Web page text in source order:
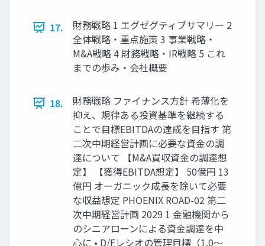
17.
財務戦略 1 エグゼグティブサマリー 2
全体戦略・重点施策 3 事業戦略・
M&A戦略 4 財務戦略・IR戦略 5 これ
までの歩み・会社概要
18.
財務戦略 ファイナンス方針 希薄化を
抑え、規律ある投資基準を継続する
ことで目標EBITDAの達成を目指す 第
二次中期経営計画に必要な資金の調
達について 【M&A買収資金の調達想
定】 【獲得EBITDA想定】 50億円 13
億円 オーガニック成長を除いて必要
な収益想定 PHOENIX ROAD-02 第二
次中期経営計画 2029 1 金融機関から
のシニアローンによる資金調達を中
心に • D/Eレシオの管理目標（1.0～